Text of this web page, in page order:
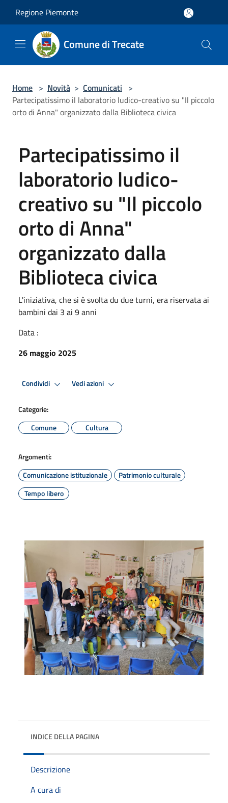
Regione Piemonte
Comune di Trecate
Home > Novità > Comunicati >
Partecipatissimo il laboratorio ludico-creativo su "Il piccolo
orto di Anna" organizzato dalla Biblioteca civica
Partecipatissimo il
laboratorio ludico-
creativo su "Il piccolo
orto di Anna"
organizzato dalla
Biblioteca civica
L'iniziativa, che si è svolta du due turni, era riservata ai
bambini dai 3 ai 9 anni
Data :
26 maggio 2025
Condividi Vedi azioni
Categorie:
Comune
Cultura
Argomenti:
Comunicazione istituzionale
Patrimonio culturale
Tempo libero
INDICE DELLA PAGINA
Descrizione
A cura di